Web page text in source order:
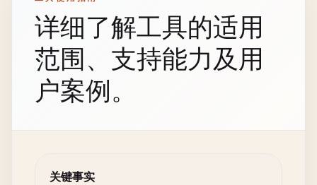
详细了解工具的适用
范围、支持能力及用
户案例。
关键事实